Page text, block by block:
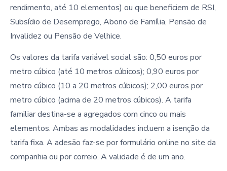
rendimento, até 10 elementos) ou que beneficiem de RSI,
Subsídio de Desemprego, Abono de Família, Pensão de
Invalidez ou Pensão de Velhice.
Os valores da tarifa variável social são: 0,50 euros por
metro cúbico (até 10 metros cúbicos); 0,90 euros por
metro cúbico (10 a 20 metros cúbicos); 2,00 euros por
metro cúbico (acima de 20 metros cúbicos). A tarifa
familiar destina-se a agregados com cinco ou mais
elementos. Ambas as modalidades incluem a isenção da
tarifa fixa. A adesão faz-se por formulário online no site da
companhia ou por correio. A validade é de um ano.